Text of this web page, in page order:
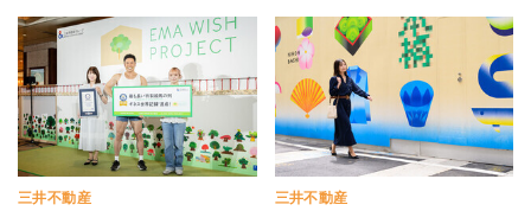
三井不動産 三井不動産